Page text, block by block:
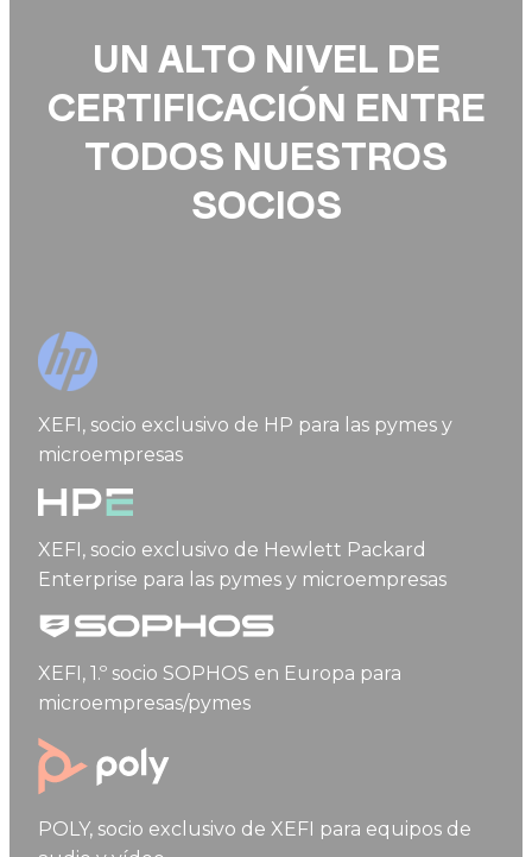
UN ALTO NIVEL DE
CERTIFICACIÓN ENTRE
TODOS NUESTROS
SOCIOS
HP
XEFI, socio exclusivo de HP para las pymes y
microempresas
Hewlett Packard Enterprise
XEFI, socio exclusivo de Hewlett Packard
Enterprise para las pymes y microempresas
Sophos
XEFI, 1.º socio SOPHOS en Europa para
microempresas/pymes
Poly
POLY, socio exclusivo de XEFI para equipos de